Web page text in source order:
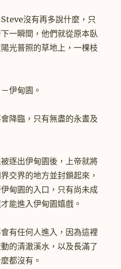
沒有再多說什麼，只
一瞬間，他們就從原本臥
光普照的草地上，一棵枝
伊甸園。
降臨，只有無盡的永晝及
逐出伊甸園後，上帝就將
交界的地方並封鎖起來，
甸園的入口，只有尚未成
能進入伊甸園嬉戲。
有任何人進入，因為這裡
的清澈溪水，以及長滿了
都沒有。